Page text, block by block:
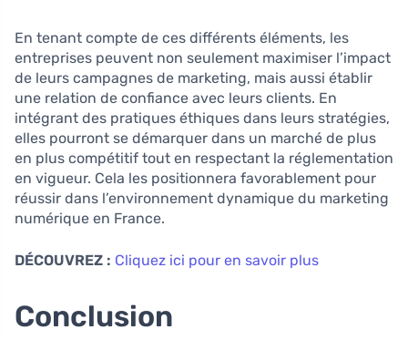
En tenant compte de ces différents éléments, les
entreprises peuvent non seulement maximiser l’impact
de leurs campagnes de marketing, mais aussi établir
une relation de confiance avec leurs clients. En
intégrant des pratiques éthiques dans leurs stratégies,
elles pourront se démarquer dans un marché de plus
en plus compétitif tout en respectant la réglementation
en vigueur. Cela les positionnera favorablement pour
réussir dans l’environnement dynamique du marketing
numérique en France.
DÉCOUVREZ : Cliquez ici pour en savoir plus
Conclusion